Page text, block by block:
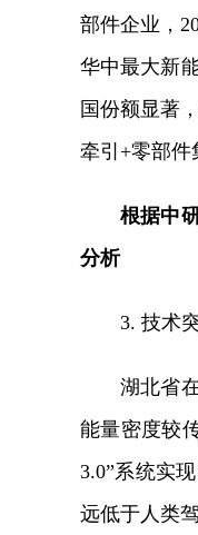
部件企业，
华中最大新
国份额显著
牵引+零部件
根据中
分析
3. 技术
湖北省
能量密度较
3.0”系统实
远低于人类